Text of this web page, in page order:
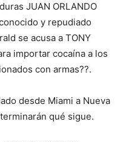
JUAN ORLANDO
conocido y repudiado
se acusa a TONY
importar cocaína a los
con armas??.
desde Miami a Nueva
qué sigue.